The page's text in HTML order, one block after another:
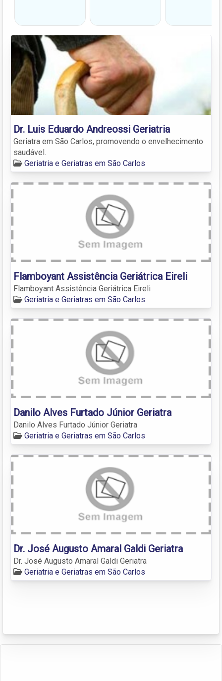
Dr. Luis Eduardo Andreossi Geriatria
Geriatra em São Carlos, promovendo o envelhecimento
saudável.
Geriatria e Geriatras em São Carlos
Flamboyant Assistência Geriátrica Eireli
Flamboyant Assistência Geriátrica Eireli
Geriatria e Geriatras em São Carlos
Danilo Alves Furtado Júnior Geriatra
Danilo Alves Furtado Júnior Geriatra
Geriatria e Geriatras em São Carlos
Dr. José Augusto Amaral Galdi Geriatra
Dr. José Augusto Amaral Galdi Geriatra
Geriatria e Geriatras em São Carlos